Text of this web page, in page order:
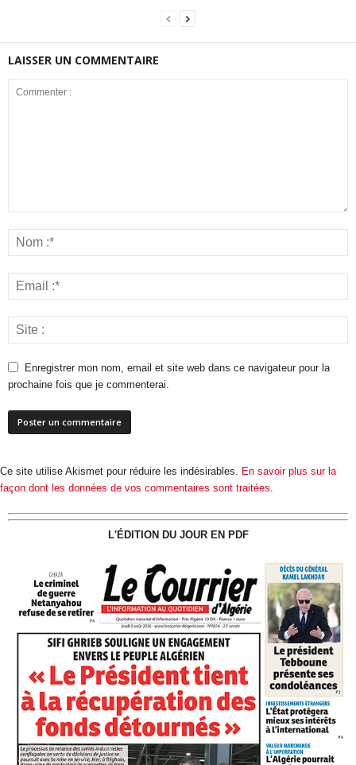
LAISSER UN COMMENTAIRE
Enregistrer mon nom, email et site web dans ce navigateur pour la
prochaine fois que je commenterai.
Ce site utilise Akismet pour réduire les indésirables. En savoir plus sur la
façon dont les données de vos commentaires sont traitées
L'ÉDITION DU JOUR EN PDF